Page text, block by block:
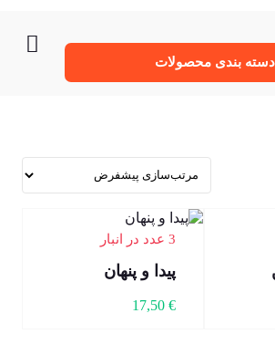
دسته‌ بندی محصولات
3 عدد در انبار
پیدا و پنهان
17,50€